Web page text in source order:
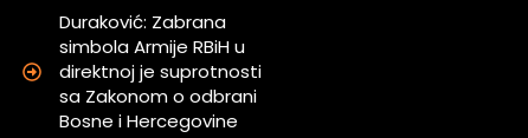
Duraković: Zabrana
simbola Armije RBiH u
direktnoj je suprotnosti
sa Zakonom o odbrani
Bosne i Hercegovine